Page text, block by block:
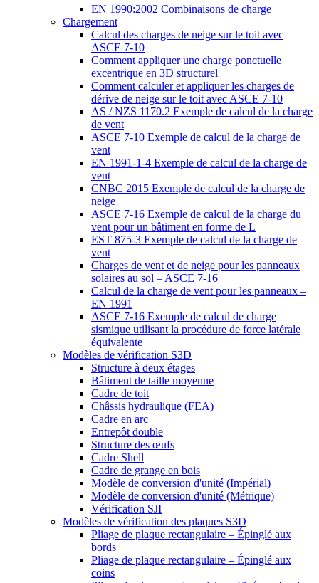
EN 1990:2002 Combinaisons de charge
Chargement
Calcul des charges de neige sur le toit avec
ASCE 7-10
Comment appliquer une charge ponctuelle
excentrique en 3D structurel
Comment calculer et appliquer les charges de
dérive de neige sur le toit avec ASCE 7-10
AS / NZS 1170.2 Exemple de calcul de la charge
de vent
ASCE 7-10 Exemple de calcul de la charge de
vent
EN 1991-1-4 Exemple de calcul de la charge de
vent
CNBC 2015 Exemple de calcul de la charge de
neige
ASCE 7-16 Exemple de calcul de la charge du
vent pour un bâtiment en forme de L
EST 875-3 Exemple de calcul de la charge de
vent
Charges de vent et de neige pour les panneaux
solaires au sol – ASCE 7-16
Calcul de la charge de vent pour les panneaux –
EN 1991
ASCE 7-16 Exemple de calcul de charge
sismique utilisant la procédure de force latérale
équivalente
Modèles de vérification S3D
Structure à deux étages
Bâtiment de taille moyenne
Cadre de toit
Châssis hydraulique (FEA)
Cadre en arc
Entrepôt double
Structure des œufs
Cadre Shell
Cadre de grange en bois
Modèle de conversion d'unité (Impérial)
Modèle de conversion d'unité (Métrique)
Vérification SJI
Modèles de vérification des plaques S3D
Pliage de plaque rectangulaire – Épinglé aux
bords
Pliage de plaque rectangulaire – Épinglé aux
coins